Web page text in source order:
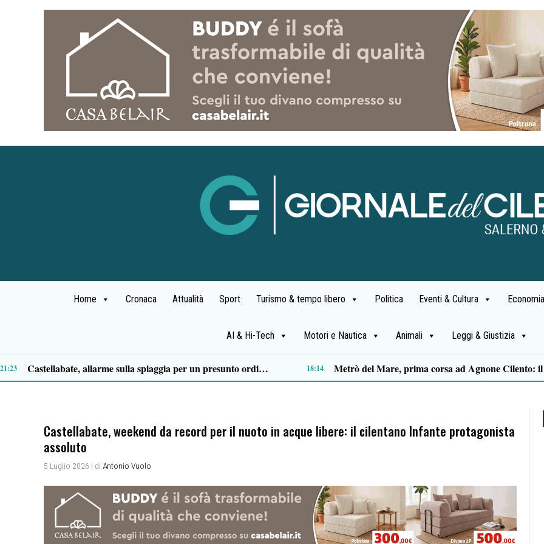
Home Cronaca Attualità Sport Turismo & tempo libero Politica Eventi & Cultura
AI & Hi-Tech Motori e Nautica Animali Leggi & Giustizia
Premio Terre del Bussento, si alza il sipario: stasera Roberto Fico apre l’11ª edizione 14:35 Capaccio Paestum spazio di legalità: oltre 43 ettari di beni confiscati destinati a progetti sociali 14:14
Castellabate, weekend da record per il nuoto in acque libere: il cilentano Infante protagonista
assoluto
5 Luglio 2026 | di Antonio Vuolo